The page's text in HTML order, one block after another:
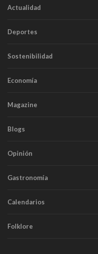
Actualidad
Deportes
Sostenibilidad
Economía
Magazine
Blogs
Opinión
Gastronomía
Calendarios
Folklore